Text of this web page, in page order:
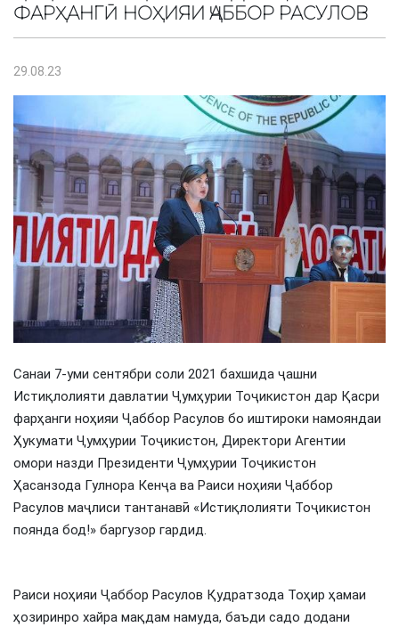
ФАРҲАНГӢ НОҲИЯИ ҶАББОР РАСУЛОВ
29.08.23
Санаи 7-уми сентябри соли 2021 бахшида ҷашни
Истиқлолияти давлатии Ҷумҳурии Тоҷикистон дар Қасри
фарҳанги ноҳияи Ҷаббор Расулов бо иштироки намояндаи
Ҳукумати Ҷумҳурии Тоҷикистон, Директори Агентии
омори назди Президенти Ҷумҳурии Тоҷикистон
Ҳасанзода Гулнора Кенҷа ва Раиси ноҳияи Ҷаббор
Расулов маҷлиси тантанавӣ «Истиқлолияти Тоҷикистон
поянда бод!» баргузор гардид.
Раиси ноҳияи Ҷаббор Расулов Қудратзода Тоҳир ҳамаи
ҳозиринро хайра мақдам намуда, баъди садо додани